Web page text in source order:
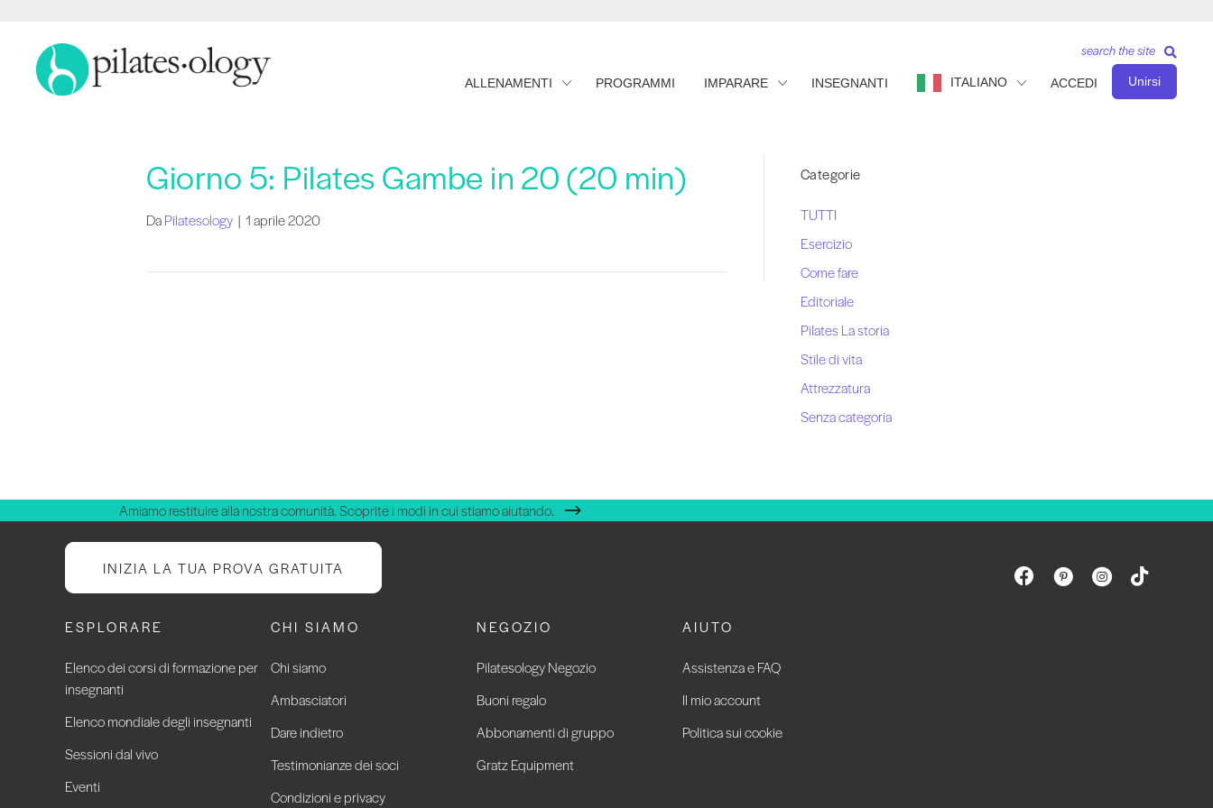
ALLENAMENTI PROGRAMMI IMPARARE INSEGNANTI ITALIANO ACCEDI Unirsi
search the site
Giorno 5: Pilates Gambe in 20 (20 min)
DaPilatesology | 1 aprile 2020
Categorie
TUTTI
Esercizio
Come fare
Editoriale
Pilates La storia
Stile di vita
Attrezzatura
Senza categoria
Amiamo restituire alla nostra comunità. Scoprite i modi in cui stiamo aiutando.
INIZIA LA TUA PROVA GRATUITA
ESPLORARE
Elenco dei corsi di formazione per
insegnanti
Elenco mondiale degli insegnanti
Sessioni dal vivo
Eventi
CHI SIAMO
Chi siamo
Ambasciatori
Dare indietro
Testimonianze dei soci
Condizioni e privacy
NEGOZIO
Pilatesology Negozio
Buoni regalo
Abbonamenti di gruppo
Gratz Equipment
AIUTO
Assistenza e FAQ
Il mio account
Politica sui cookie